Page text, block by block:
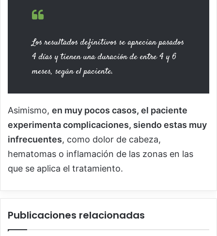
Los resultados definitivos se aprecian pasados
4 días y tienen una duración de entre 4 y 6
meses, según el paciente.
Asimismo, en muy pocos casos, el paciente
experimenta complicaciones, siendo estas muy
infrecuentes, como dolor de cabeza,
hematomas o inflamación de las zonas en las
que se aplica el tratamiento.
Publicaciones relacionadas